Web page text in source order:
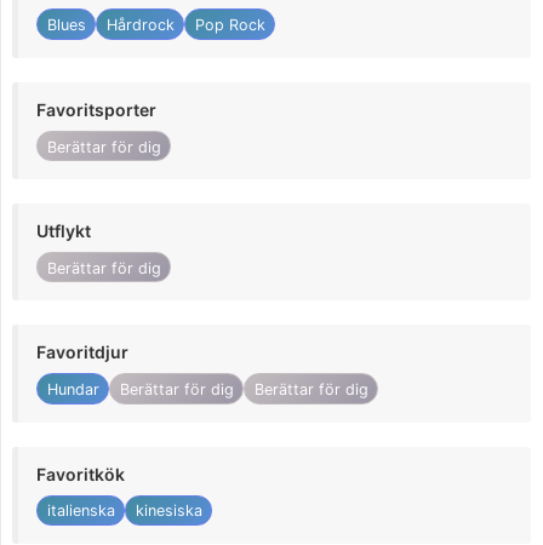
Blues Hårdrock Pop Rock
Favoritsporter
Berättar för dig
Utflykt
Berättar för dig
Favoritdjur
Hundar Berättar för dig Berättar för dig
Favoritkök
italienska kinesiska